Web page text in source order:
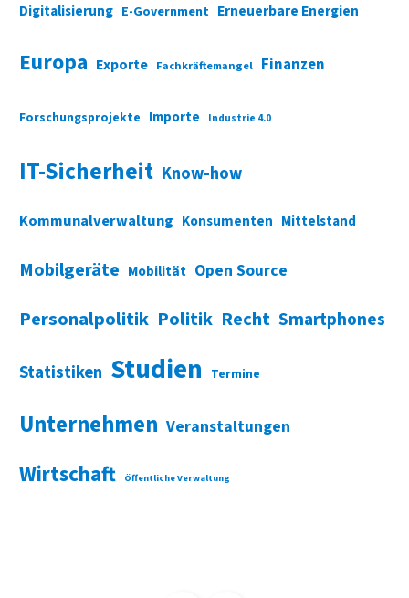
Digitalisierung E-Government Erneuerbare Energien
Europa Exporte Fachkräftemangel Finanzen
Forschungsprojekte Importe Industrie 4.0
IT-Sicherheit Know-how
Kommunalverwaltung Konsumenten Mittelstand
Mobilgeräte Mobilität Open Source
Personalpolitik Politik Recht Smartphones
Statistiken Studien Termine
Unternehmen Veranstaltungen
Wirtschaft Öffentliche Verwaltung